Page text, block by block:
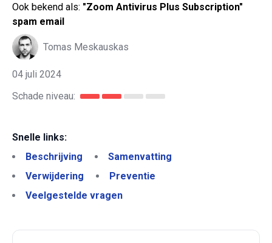
Ook bekend als: "Zoom Antivirus Plus Subscription"
spam email
Tomas Meskauskas
04 juli 2024
Schade niveau:
Snelle links:
Beschrijving
Samenvatting
Verwijdering
Preventie
Veelgestelde vragen